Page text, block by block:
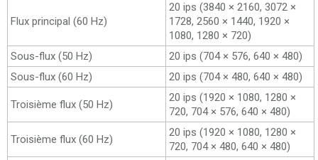
Flux principal (60 Hz)
20 ips (3840 × 2160, 3072 ×
1728, 2560 × 1440, 1920 ×
1080, 1280 × 720)
Sous-flux (50 Hz)
20 ips (704 × 576, 640 × 480)
Sous-flux (60 Hz)
20 ips (704 × 480, 640 × 480)
Troisième flux (50 Hz)
20 ips (1920 × 1080, 1280 ×
720, 704 × 576, 640 × 480)
Troisième flux (60 Hz)
20 ips (1920 × 1080, 1280 ×
720, 704 × 480, 640 × 480)